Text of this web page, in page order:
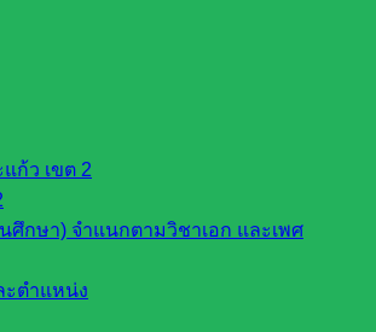
ก้ว เขต 2
กษา) จำแนกตามวิชาเอก และเพศ
ะตำแหน่ง